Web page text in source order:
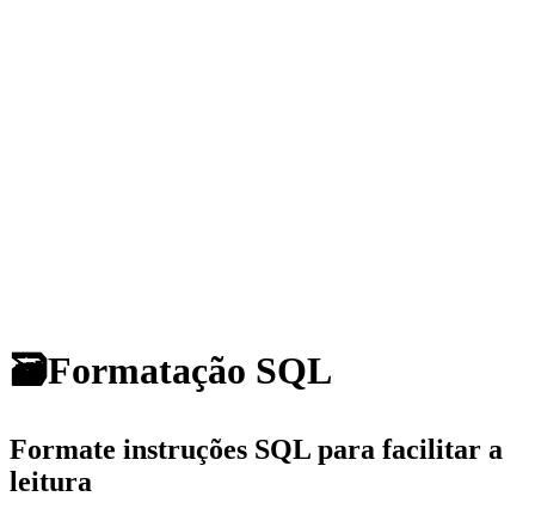
🗃️Formatação SQL
Formate instruções SQL para facilitar a
leitura